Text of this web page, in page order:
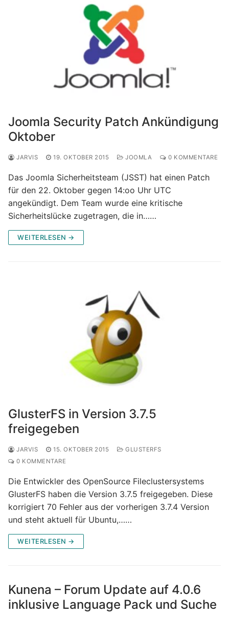
Joomla Security Patch Ankündigung
Oktober
JARVIS 19. OKTOBER 2015 JOOMLA 0 KOMMENTARE
Das Joomla Sicherheitsteam (JSST) hat einen Patch
für den 22. Oktober gegen 14:oo Uhr UTC
angekündigt. Dem Team wurde eine kritische
Sicherheitslücke zugetragen, die in……
WEITERLESEN →
GlusterFS in Version 3.7.5
freigegeben
JARVIS 15. OKTOBER 2015
GLUSTERFS
0 KOMMENTARE
Die Entwickler des OpenSource Fileclustersystems
GlusterFS haben die Version 3.7.5 freigegeben. Diese
korrigiert 70 Fehler aus der vorherigen 3.7.4 Version
und steht aktuell für Ubuntu,……
WEITERLESEN →
Kunena – Forum Update auf 4.0.6
inklusive Language Pack und Suche